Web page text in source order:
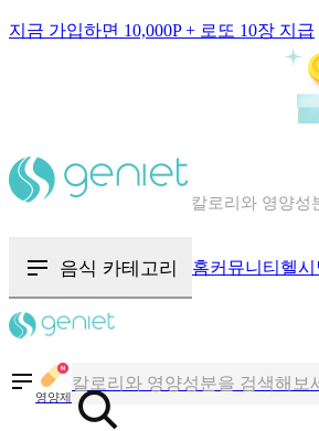
지금 가입하면 10,000P + 로또 10장 지급
혈당 · 다이어트
음식 카테고리 홈커뮤니티 헬시
영양제
혈당 · 다이어트 음식 검색해보
음식 · 영양제 리뷰를 찾아보세요